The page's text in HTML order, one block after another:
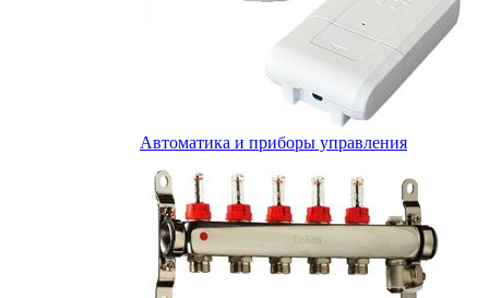
Автоматика и приборы управления